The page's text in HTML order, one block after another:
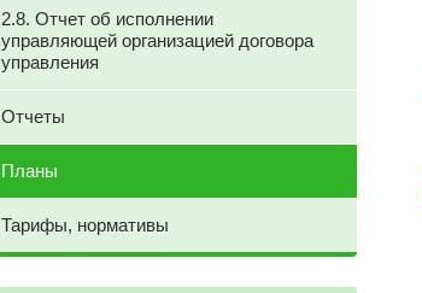
2.8. Отчет об исполнении
управляющей организацией договора
управления
Отчеты
Планы
Тарифы, нормативы